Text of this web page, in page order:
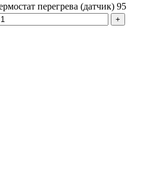
перегрева (датчик) 95